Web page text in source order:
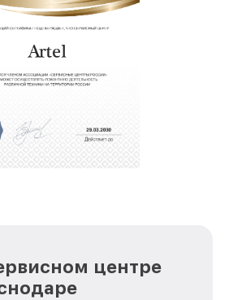
центре